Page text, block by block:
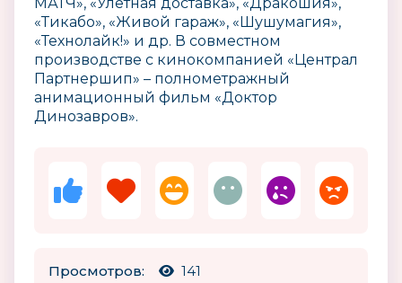
МАТЧ», «Улётная доставка», «Дракошия»,
«Тикабо», «Живой гараж», «Шушумагия»,
«Технолайк!» и др. В совместном
производстве с кинокомпанией «Централ
Партнершип» – полнометражный
анимационный фильм «Доктор
Динозавров».
Просмотров:
141